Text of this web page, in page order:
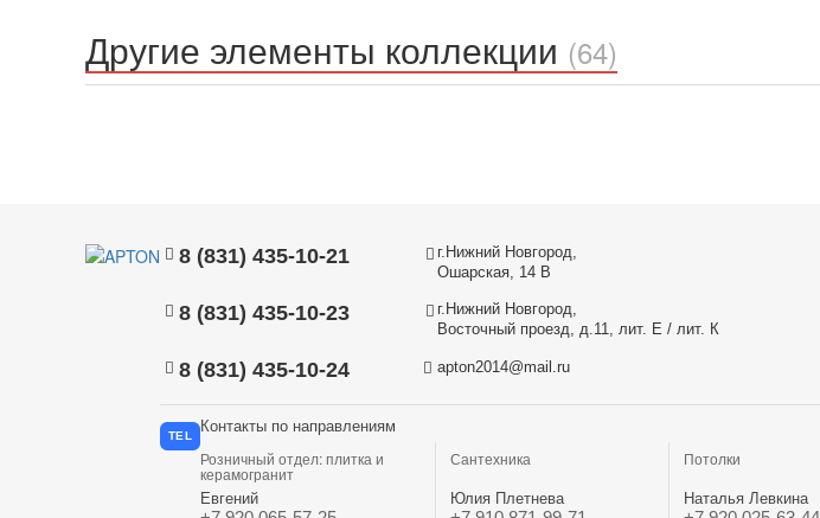
Другие элементы коллекции (64)
8 (831) 435-10-21
8 (831) 435-10-23
8 (831) 435-10-24
г.Нижний Новгород,
Ошарская, 14 В
г.Нижний Новгород,
Восточный проезд, д.11, лит. Е / лит. К
apton2014@mail.ru
TEL
Контакты по направлениям
Розничный отдел: плитка и
керамогранит
Евгений
Сантехника
Юлия Плетнева
Потолки
Наталья Левкина